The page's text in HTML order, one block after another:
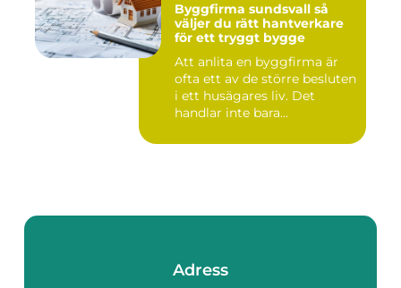
Byggfirma sundsvall så
väljer du rätt hantverkare
för ett tryggt bygge
Att anlita en byggfirma är
ofta ett av de större besluten
i ett husägares liv. Det
handlar inte bara...
Adress